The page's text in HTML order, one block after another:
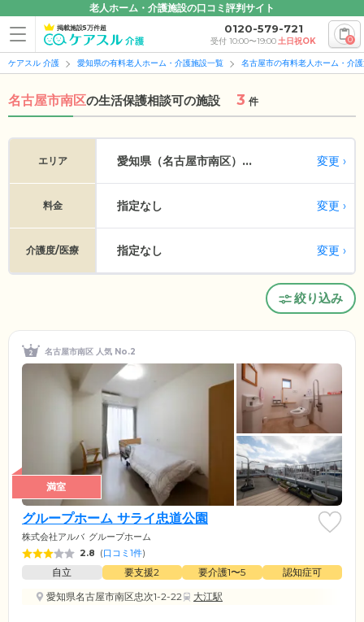
老人ホーム・介護施設の口コミ評判サイト
掲載施設5万件超 0120-579-721
受付 10:00〜19:00土日祝OK 0
ケアスル 介護 愛知県の有料老人ホーム・介護施設一覧 名古屋市の有料老人ホーム・介
名古屋市南区の生活保護相談可の施設 3 件
エリア 愛知県（名古屋市南区）... 変更
料金 指定なし 変更
介護度/医療 指定なし 変更
絞り込み
名古屋市南区 人気 No.2
満室
グループホーム サライ忠道公園
株式会社アルバ グループホーム
2.8 (口コミ1件)
自立 要支援2 要介護1〜5
認知症可
愛知県名古屋市南区忠次1-2-22
大江駅